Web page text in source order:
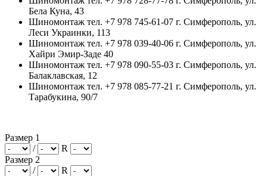
Бела Куна, 43
Шиномонтаж тел. +7 978 745-61-07 г. Симферополь, ул.
Леси Украинки, 113
Шиномонтаж тел. +7 978 039-40-06 г. Симферополь, ул.
Хайри Эмир-Заде 40
Шиномонтаж тел. +7 978 090-55-03 г. Симферополь, ул.
Балаклавская, 12
Шиномонтаж тел. +7 978 085-77-21 г. Симферополь, ул.
Тарабукина, 90/7
Размер 1
/
R
Размер 2
/
R